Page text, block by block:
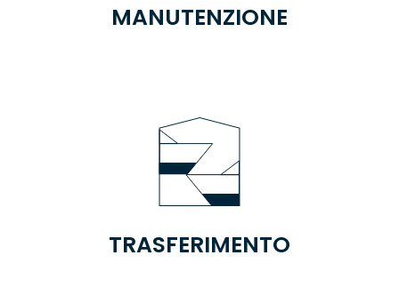
MANUTENZIONE
TRASFERIMENTO